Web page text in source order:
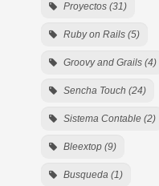
Proyectos (31)
Ruby on Rails (5)
Groovy and Grails (4)
Sencha Touch (24)
Sistema Contable (2)
Bleextop (9)
Busqueda (1)